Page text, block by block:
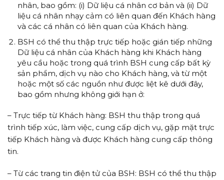
nhân, bao gồm: (i) Dữ liệu cá nhân cơ bản và (ii) Dữ
liệu cá nhân nhạy cảm có liên quan đến Khách hàng
và các cá nhân có liên quan của Khách hàng.
BSH có thể thu thập trực tiếp hoặc gián tiếp những
Dữ liệu cá nhân của Khách hàng khi Khách hàng
yêu cầu hoặc trong quá trình BSH cung cấp bất kỳ
sản phẩm, dịch vụ nào cho Khách hàng, và từ một
hoặc một số các nguồn như được liệt kê dưới đây,
bao gồm nhưng không giới hạn ở:
– Trực tiếp từ Khách hàng: BSH thu thập trong quá
trình tiếp xúc, làm việc, cung cấp dịch vụ, gặp mặt trực
tiếp Khách hàng và được Khách hàng cung cấp thông
tin.
– Từ các trang tin điện tử của BSH: BSH có thể thu thập